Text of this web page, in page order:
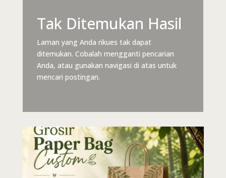
Tak Ditemukan Hasil
Laman yang Anda rikues tak dapat
ditemukan. Cobalah mengganti pencarian
Anda, atau gunakan navigasi di atas untuk
mencari postingan.